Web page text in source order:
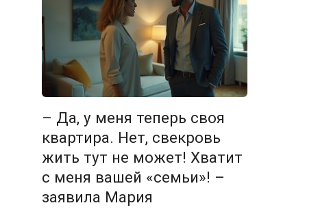
– Да, у меня теперь своя
квартира. Нет, свекровь
жить тут не может! Хватит
с меня вашей «семьи»! –
заявила Мария